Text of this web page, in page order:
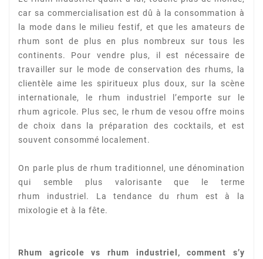
car sa commercialisation est dû à la consommation à
la mode dans le milieu festif, et que les amateurs de
rhum sont de plus en plus nombreux sur tous les
continents. Pour vendre plus, il est nécessaire de
travailler sur le mode de conservation des rhums, la
clientèle aime les spiritueux plus doux, sur la scène
internationale, le rhum industriel l’emporte sur le
rhum agricole. Plus sec, le rhum de vesou offre moins
de choix dans
la préparation des cocktails, et est
souvent consommé localement.
On parle plus de rhum traditionnel, une dénomination
qui semble plus valorisante que le terme
rhum industriel. La tendance du rhum est à la
mixologie et à la fête.
Rhum agricole vs rhum industriel, comment s’y